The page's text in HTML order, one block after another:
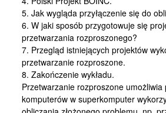
5. Jak wygląda przyłączenie się do
6. W jaki sposób przygotowuje się
przetwarzania rozproszonego?
7. Przegląd istniejących projektów
przetwarzanie rozproszone.
8. Zakończenie wykładu.
Przetwarzanie rozproszone umożliwia
komputerów w superkomputer